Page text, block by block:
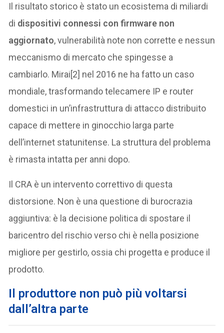
Il risultato storico è stato un ecosistema di miliardi
di dispositivi connessi con firmware non
aggiornato, vulnerabilità note non corrette e nessun
meccanismo di mercato che spingesse a
cambiarlo. Mirai[2] nel 2016 ne ha fatto un caso
mondiale, trasformando telecamere IP e router
domestici in un’infrastruttura di attacco distribuito
capace di mettere in ginocchio larga parte
dell’internet statunitense. La struttura del problema
è rimasta intatta per anni dopo.
Il CRA è un intervento correttivo di questa
distorsione. Non è una questione di burocrazia
aggiuntiva: è la decisione politica di spostare il
baricentro del rischio verso chi è nella posizione
migliore per gestirlo, ossia chi progetta e produce il
prodotto.
Il produttore non può più voltarsi
dall’altra parte